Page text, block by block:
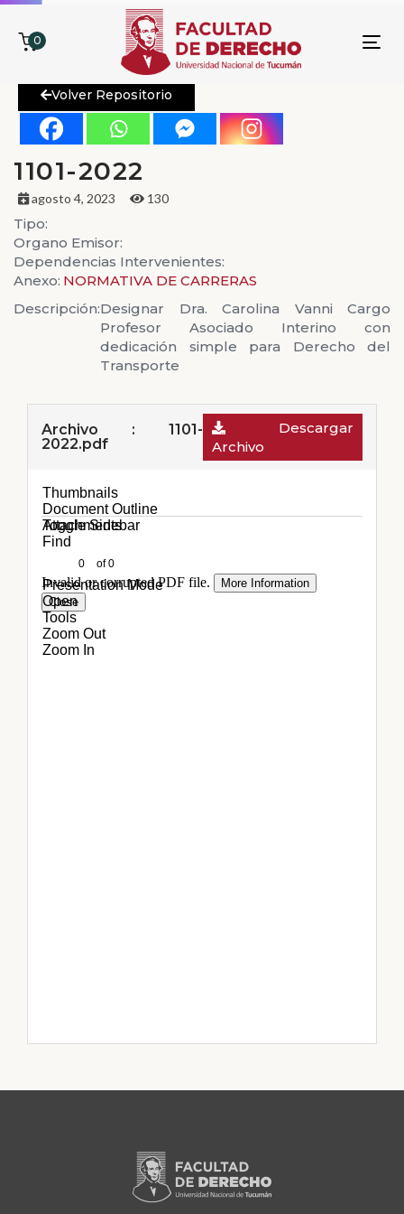
0
Volver Repositorio
1101-2022
agosto 4, 2023 130
Tipo:
Organo Emisor:
Dependencias Intervenientes:
Anexo: NORMATIVA DE CARRERAS
Descripción:Designar Dra. Carolina Vanni Cargo
Profesor Asociado Interino con
dedicación simple para Derecho del
Transporte
Archivo : 1101-
2022.pdf
Descargar
Archivo